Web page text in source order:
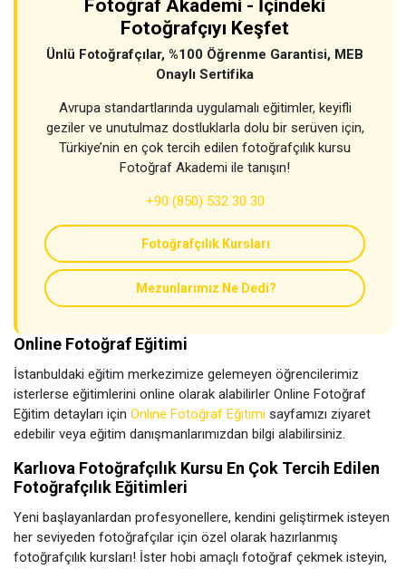
Fotoğraf Akademi - İçindeki
Fotoğrafçıyı Keşfet
Ünlü Fotoğrafçılar, %100 Öğrenme Garantisi, MEB
Onaylı Sertifika
Avrupa standartlarında uygulamalı eğitimler, keyifli
geziler ve unutulmaz dostluklarla dolu bir serüven için,
Türkiye’nin en çok tercih edilen fotoğrafçılık kursu
Fotoğraf Akademi ile tanışın!
+90 (850) 532 30 30
Fotoğrafçılık Kursları
Mezunlarımız Ne Dedi?
Online Fotoğraf Eğitimi
İstanbuldaki eğitim merkezimize gelemeyen öğrencilerimiz
isterlerse eğitimlerini online olarak alabilirler Online Fotoğraf
Eğitim detayları için Online Fotoğraf Eğitimi sayfamızı ziyaret
edebilir veya eğitim danışmanlarımızdan bilgi alabilirsiniz.
Karlıova Fotoğrafçılık Kursu En Çok Tercih Edilen
Fotoğrafçılık Eğitimleri
Yeni başlayanlardan profesyonellere, kendini geliştirmek isteyen
her seviyeden fotoğrafçılar için özel olarak hazırlanmış
fotoğrafçılık kursları! İster hobi amaçlı fotoğraf çekmek isteyin,